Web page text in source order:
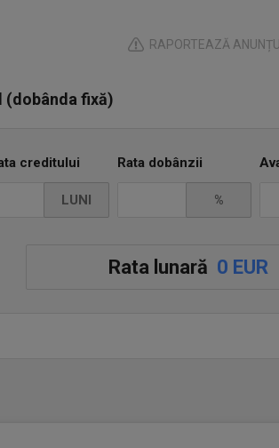
RAPORTEAZĂ ANUNȚUL
(dobânda fixă)
creditului
LUNI
Rata dobânzii
%
Rata lunară 0 EUR